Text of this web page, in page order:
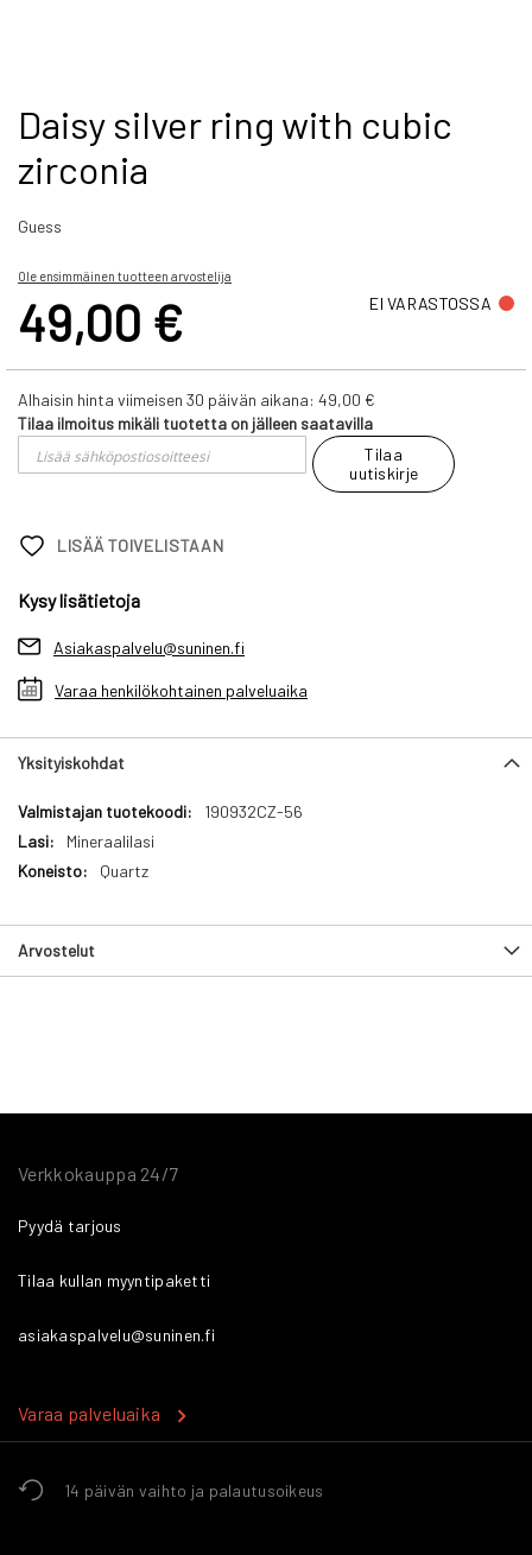
Skip
to
the
beginning
the
gallery
Daisy silver ring with cubic
zirconia
Guess
Ole ensimmäinen tuotteen arvostelija
49,00 € EI VARASTOSSA
Alhaisin hinta viimeisen 30 päivän aikana: 49,00 €
Tilaa ilmoitus mikäli tuotetta on jälleen saatavilla
Tilaa
uutiskirje
LISÄÄ TOIVELISTAAN
Kysy lisätietoja
Asiakaspalvelu@suninen.fi
Varaa henkilökohtainen palveluaika
Yksityiskohdat
Yksityiskohdat
190932CZ-56
Mineraalilasi
Quartz
Arvostelut
14 päivän vaihto ja palautusoikeus
Verkkokauppa 24/7
Pyydä tarjous
Tilaa kullan myyntipaketti
asiakaspalvelu@suninen.fi
Varaa palveluaika